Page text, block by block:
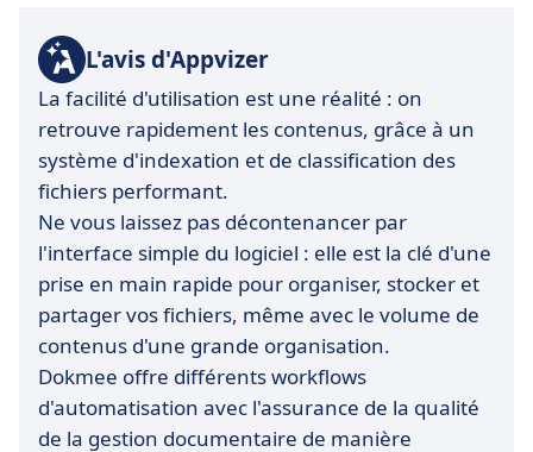
L'avis d'Appvizer
La facilité d'utilisation est une réalité : on
retrouve rapidement les contenus, grâce à un
système d'indexation et de classification des
fichiers performant.
Ne vous laissez pas décontenancer par
l'interface simple du logiciel : elle est la clé d'une
prise en main rapide pour organiser, stocker et
partager vos fichiers, même avec le volume de
contenus d'une grande organisation.
Dokmee offre différents workflows
d'automatisation avec l'assurance de la qualité
de la gestion documentaire de manière